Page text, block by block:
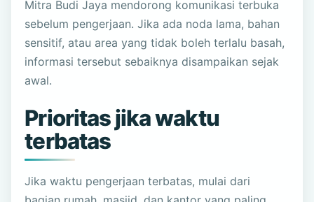
Mitra Budi Jaya mendorong komunikasi terbuka
sebelum pengerjaan. Jika ada noda lama, bahan
sensitif, atau area yang tidak boleh terlalu basah,
informasi tersebut sebaiknya disampaikan sejak
awal.
Prioritas jika waktu
terbatas
Jika waktu pengerjaan terbatas, mulai dari